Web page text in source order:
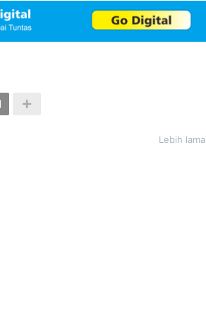
Lebih lama